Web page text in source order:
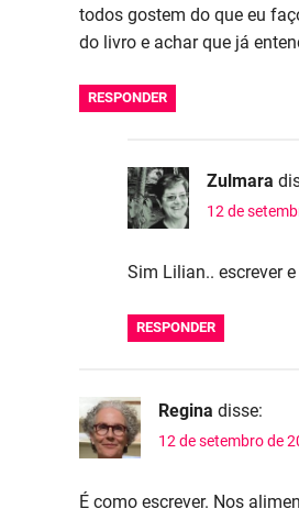
todos gostem do que eu
do livro e achar que já
RESPONDER
Zulmara
12 de
Sim Lilian.. escrever
RESPONDER
Regina disse:
12 de setembro de
É como escrever. Nos